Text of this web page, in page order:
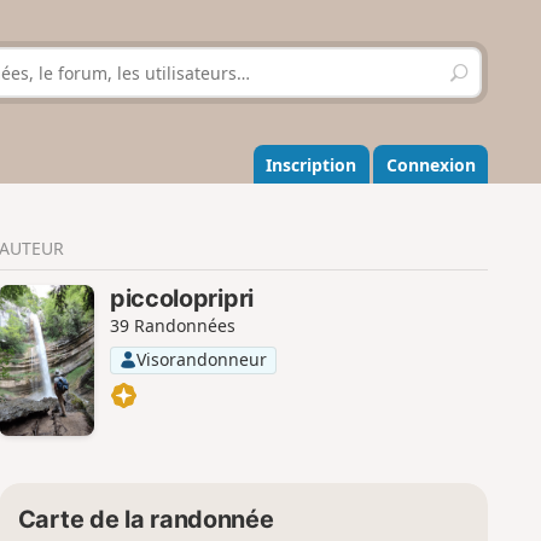
R
e
h
e
r
r
Inscription Connexion
AUTEUR
piccolopripri
39 Randonnées
Visorandonneur
Carte de la randonnée